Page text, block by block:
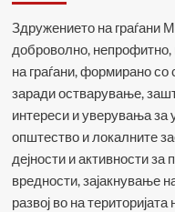
Здружението на
доброволно,
на граѓани, формирано
заради остварување,
интереси и уверувања за
општество и локалните
дејности и активности
вредности, зајакнување
развој во на